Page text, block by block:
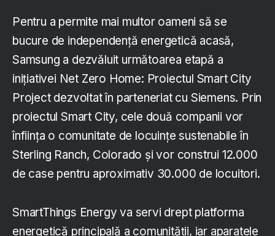
Pentru a permite mai multor oameni să se
bucure de independență energetică acasă,
Samsung a dezvăluit următoarea etapă a
inițiativei Net Zero Home: Proiectul Smart City
Project dezvoltat în parteneriat cu Siemens. Prin
proiectul Smart City, cele două companii vor
înființa o comunitate de locuințe sustenabile în
Sterling Ranch, Colorado și vor construi 12.000
de case pentru aproximativ 30.000 de locuitori.
SmartThings Energy va servi drept platforma
energetică principală a comunității, iar aparatele